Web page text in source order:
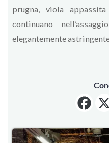
prugna, viola
continuano
elegantemente